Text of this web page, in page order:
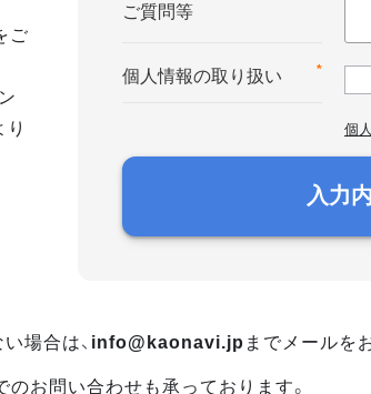
ご
ご質問等
*
個人情報の取り扱い
個
入力
場合は、 info@kaonavi.jp までメールを
のお問い合わせも承っております。